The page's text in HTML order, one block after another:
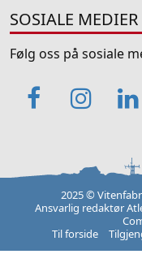
SOSIALE MEDIER
Følg oss på sosiale
Facebook
2025 ©
Ansvarlig redaktør
Til forside